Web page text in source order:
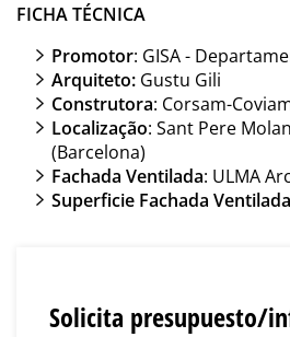
FICHA TÉCNICA
Promotor: GISA -
Arquiteto: Gustu Gili
Construtora: Corsam-
Localização: Sant Pere
(Barcelona)
Fachada Ventilada: ULMA
Superficie Fachada Ventilada
Solicita presupuesto/